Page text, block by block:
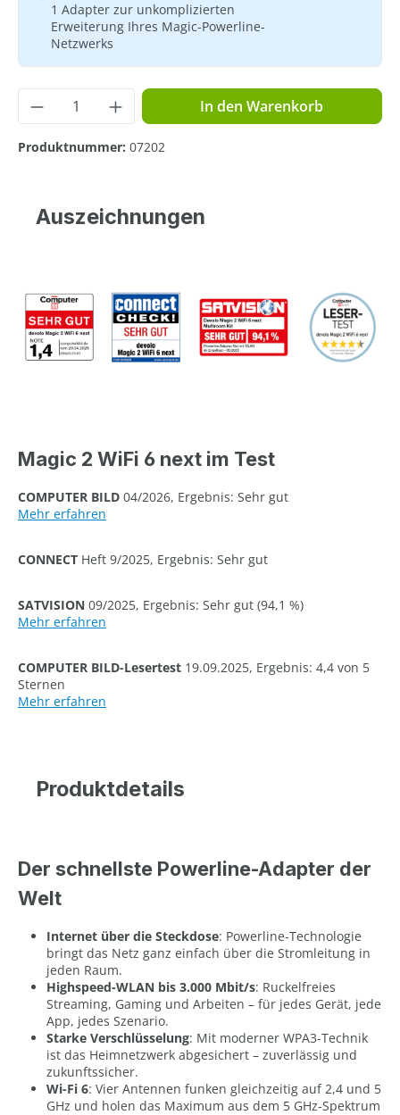
1 Adapter zur unkomplizierten
Erweiterung Ihres Magic-Powerline-
Netzwerks
Produkt Anzahl: Gib den gewünschten
In den Warenkorb
Produktnummer: 07202
Auszeichnungen
Magic 2 WiFi 6 next im Test
COMPUTER BILD 04/2026, Ergebnis: Sehr gut
Mehr erfahren
CONNECT Heft 9/2025, Ergebnis: Sehr gut
SATVISION 09/2025, Ergebnis: Sehr gut (94,1 %)
Mehr erfahren
COMPUTER BILD-Lesertest 19.09.2025, Ergebnis: 4,4 von 5
Sternen
Mehr erfahren
Produktdetails
Der schnellste Powerline-Adapter der
Welt
Internet über die Steckdose: Powerline-Technologie
bringt das Netz ganz einfach über die Stromleitung in
jeden Raum.
Highspeed-WLAN bis 3.000 Mbit/s: Ruckelfreies
Streaming, Gaming und Arbeiten – für jedes Gerät, jede
App, jedes Szenario.
Starke Verschlüsselung: Mit moderner WPA3-Technik
ist das Heimnetzwerk abgesichert – zuverlässig und
zukunftssicher.
Wi-Fi 6: Vier Antennen funken gleichzeitig auf 2,4 und 5
GHz und holen das Maximum aus dem 5 GHz-Spektrum